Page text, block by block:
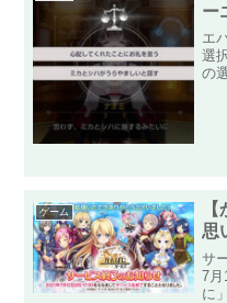
ー
エ
選
の
ゲーム
思
サ
7月
に